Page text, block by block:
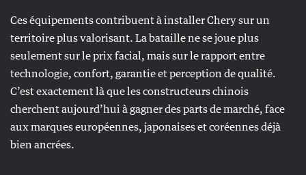
Ces équipements contribuent à installer Chery sur un
territoire plus valorisant. La bataille ne se joue plus
seulement sur le prix facial, mais sur le rapport entre
technologie, confort, garantie et perception de qualité.
C’est exactement là que les constructeurs chinois
cherchent aujourd’hui à gagner des parts de marché, face
aux marques européennes, japonaises et coréennes déjà
bien ancrées.